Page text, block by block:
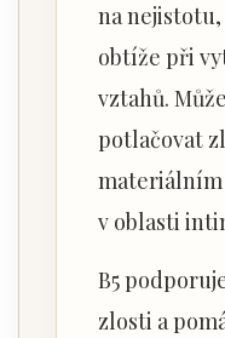
na
obtíže při
vztahů.
potlačovat
v oblasti
B5
zlosti a